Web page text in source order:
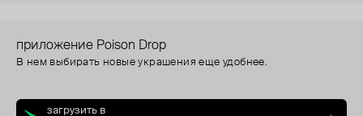
приложение Poison Drop
В нем выбирать новые украшения еще удобнее.
загрузить в